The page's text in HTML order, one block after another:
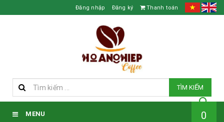
Đăng nhập Đăng ký Thanh toán
TÌM KIẾM
MENU 0